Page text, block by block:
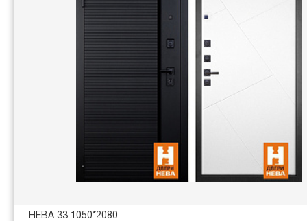
НЕВА 33 1050*2080